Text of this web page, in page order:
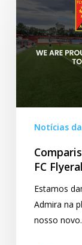
as
boas-
vindas
Admira
Notícias
FC
Estamos
Admira na
nosso